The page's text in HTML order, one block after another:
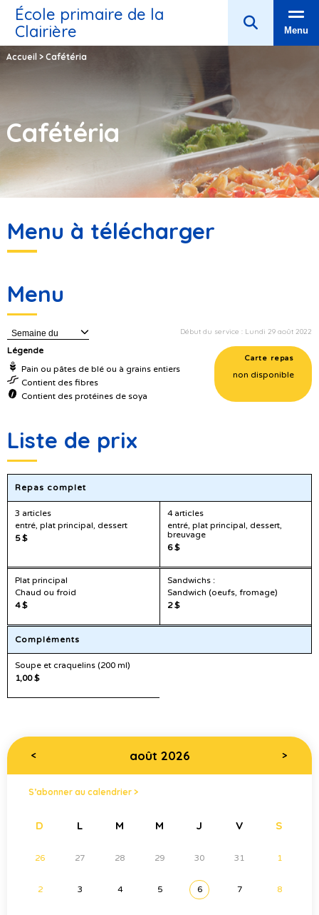
École primaire de la
Clairière
Menu
Accueil> Cafétéria
Cafétéria
Menu à télécharger
Menu
Semaine du Début du service : Lundi 29 août 2022
Légende
Pain ou pâtes de blé ou à grains entiers
Contient des fibres
Contient des protéines de soya
Carte repas
non disponible
Liste de prix
Repas complet
3 articles
entré, plat principal, dessert
5 $
4 articles
entré, plat principal, dessert,
breuvage
6 $
Plat principal
Chaud ou froid
4 $
Sandwichs :
Sandwich (oeufs, fromage)
2 $
Compléments
Soupe et craquelins (200 ml)
1,00 $
< août 2026 >
S’abonner au calendrier >
D L M M J V S
26 27 28 29 30 31 1
2 3 4 5 6 7 8